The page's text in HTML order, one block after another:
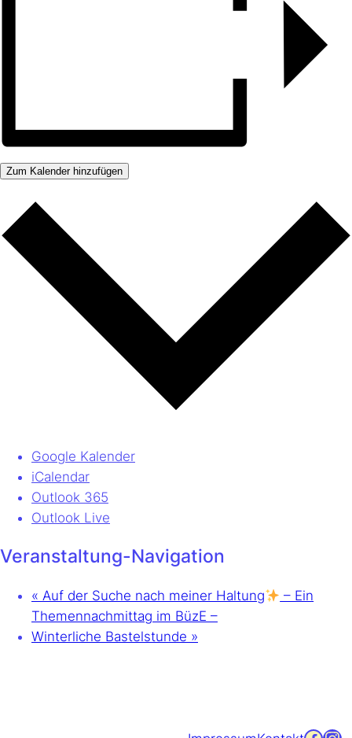
Zum Kalender hinzufügen
Google Kalender
iCalendar
Outlook 365
Outlook Live
Veranstaltung-Navigation
« Auf der Suche nach meiner Haltung
– Ein
Themennachmittag im BüzE –
Winterliche Bastelstunde »